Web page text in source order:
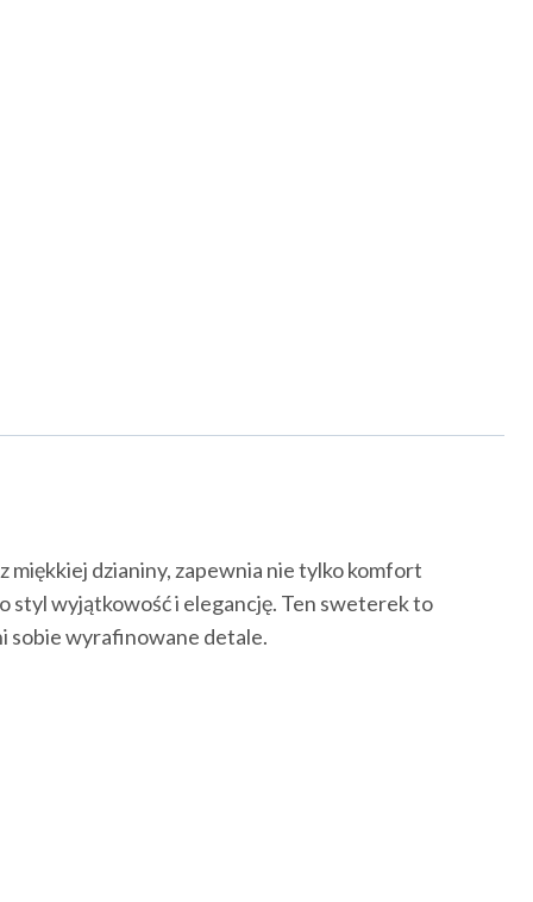
dzianiny, zapewnia nie tylko komfort
styl wyjątkowość i elegancję. Ten sweterek to
sobie wyrafinowane detale.